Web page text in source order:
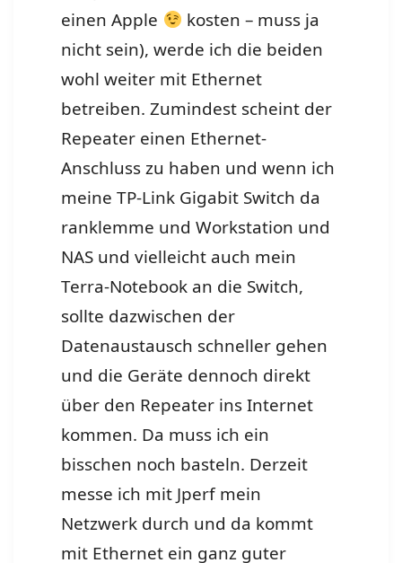
einen Apple
kosten – muss ja
nicht sein), werde ich die beiden
wohl weiter mit Ethernet
betreiben. Zumindest scheint der
Repeater einen Ethernet-
Anschluss zu haben und wenn ich
meine TP-Link Gigabit Switch da
ranklemme und Workstation und
NAS und vielleicht auch mein
Terra-Notebook an die Switch,
sollte dazwischen der
Datenaustausch schneller gehen
und die Geräte dennoch direkt
über den Repeater ins Internet
kommen. Da muss ich ein
bisschen noch basteln. Derzeit
messe ich mit Jperf mein
Netzwerk durch und da kommt
mit Ethernet ein ganz guter